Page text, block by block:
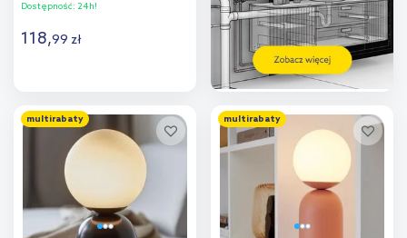
Dostępność: 24h!
118,99 zł
Dodaj do
porównania
multirabaty multirabaty